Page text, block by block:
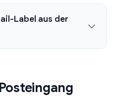
Label aus der